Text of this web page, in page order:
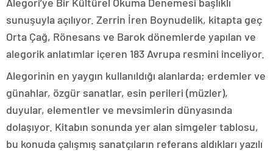
sunuşuyla açılıyor. Zerrin İren Boynudelik, kitapta geç
Orta Çağ, Rönesans ve Barok dönemlerde yapılan ve
alegorik anlatımlar içeren 183 Avrupa resmini inceliyor.
Alegorinin en yaygın kullanıldığı alanlarda; erdemler ve
günahlar, özgür sanatlar, esin perileri (müzler),
duyular, elementler ve mevsimlerin dünyasında
dolaşıyor. Kitabın sonunda yer alan simgeler tablosu,
bu konuda çalışmış sanatçıların referans aldıkları yazılı